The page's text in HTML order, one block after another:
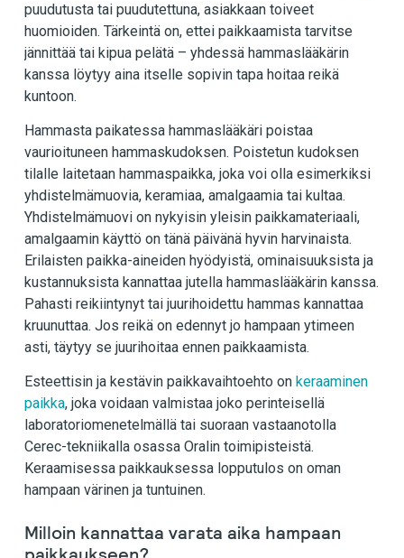
puudutusta tai puudutettuna, asiakkaan toiveet
huomioiden. Tärkeintä on, ettei paikkaamista tarvitse
jännittää tai kipua pelätä – yhdessä hammaslääkärin
kanssa löytyy aina itselle sopivin tapa hoitaa reikä
kuntoon.
Hammasta paikatessa hammaslääkäri poistaa
vaurioituneen hammaskudoksen. Poistetun kudoksen
tilalle laitetaan hammaspaikka, joka voi olla esimerkiksi
yhdistelmämuovia, keramiaa, amalgaamia tai kultaa.
Yhdistelmämuovi on nykyisin yleisin paikkamateriaali,
amalgaamin käyttö on tänä päivänä hyvin harvinaista.
Erilaisten paikka-aineiden hyödyistä, ominaisuuksista ja
kustannuksista kannattaa jutella hammaslääkärin kanssa.
Pahasti reikiintynyt tai juurihoidettu hammas kannattaa
kruunuttaa. Jos reikä on edennyt jo hampaan ytimeen
asti, täytyy se juurihoitaa ennen paikkaamista.
Esteettisin ja kestävin paikkavaihtoehto on keraaminen
paikka, joka voidaan valmistaa joko perinteisellä
laboratoriomenetelmällä tai suoraan vastaanotolla
Cerec-tekniikalla osassa Oralin toimipisteistä.
Keraamisessa paikkauksessa lopputulos on oman
hampaan värinen ja tuntuinen.
Milloin kannattaa varata aika hampaan